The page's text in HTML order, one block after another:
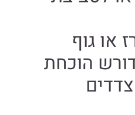
או גוף
הוכחת